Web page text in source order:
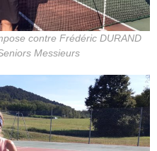
contre Frédéric DURAND
Messieurs